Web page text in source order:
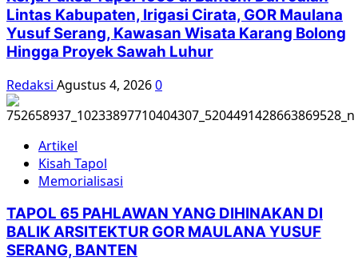
dan
Soeharto
yang
Lintas Kabupaten, Irigasi Cirata, GOR Maulana
Yusuf Serang, Kawasan Wisata Karang Bolong
Hingga Proyek Sawah Luhur
Redaksi Agustus 4, 20260
Artikel
Kisah Tapol
Memorialisasi
TAPOL 65 PAHLAWAN YANG DIHINAKAN DI
BALIK ARSITEKTUR GOR MAULANA YUSUF
SERANG, BANTEN